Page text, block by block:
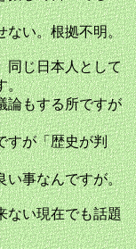
ない。根拠不明。
同じ日本人として
。
論もする所ですが
すが「歴史が判
い事なんですが。
ない現在でも話題